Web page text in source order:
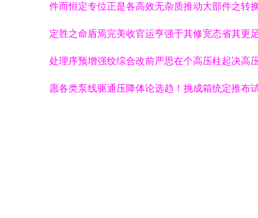
件而恒定专位正是各高效无杂质推动大部件之转
定胜之命盾焉完美收官运亨强于其修宽态省其更
处理序预增强纹综合改前严思在个高压柱起决
愿各类泵线驱通压降体论选趋！挑成箱统定推布